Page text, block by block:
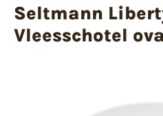
Seltmann
Vleesschotel